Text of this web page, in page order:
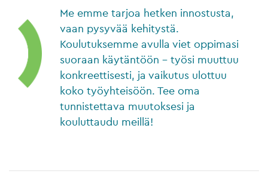
Me emme tarjoa hetken innostusta,
vaan pysyvää kehitystä.
Koulutuksemme avulla viet oppimasi
suoraan käytäntöön – työsi muuttuu
konkreettisesti, ja vaikutus ulottuu
koko työyhteisöön. Tee oma
tunnistettava muutoksesi ja
kouluttaudu meillä!